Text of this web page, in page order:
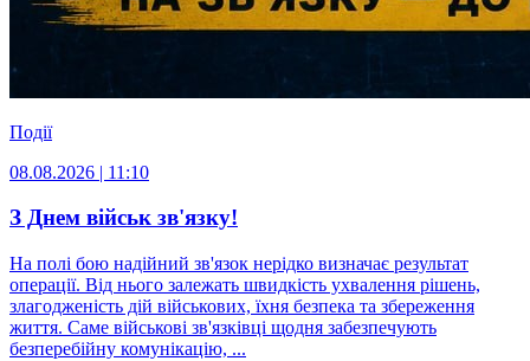
Події
08.08.2026 | 11:10
З Днем військ зв'язку!
На полі бою надійний зв'язок нерідко визначає результат
операції. Від нього залежать швидкість ухвалення рішень,
злагодженість дій військових, їхня безпека та збереження
життя. Саме військові зв'язківці щодня забезпечують
безперебійну комунікацію, ...